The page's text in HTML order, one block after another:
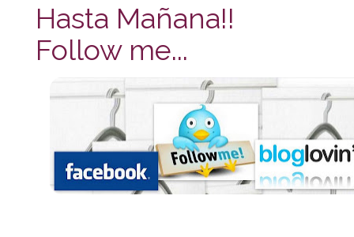
Hasta Mañana!!
Follow me...